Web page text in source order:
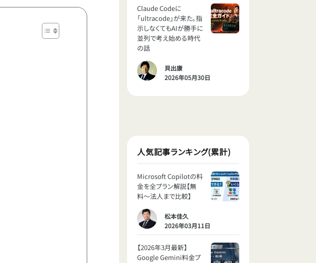
Claude Codeに
「ultracode」が来た。指
示しなくてもAIが勝手に
並列で考え始める時代
の話
貝出康
2026年05月30日
人気記事ランキング(累計)
Microsoft Copilotの料
金を全プラン解説【無
料〜法人まで比較】
松本佳久
2026年03月11日
【2026年3月最新】
Google Gemini料金プ